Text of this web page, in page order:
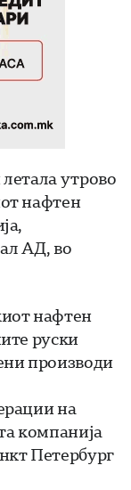
утрово
нафтен
АД, во
нафтен
руски
производи
на
компанија
Петербург